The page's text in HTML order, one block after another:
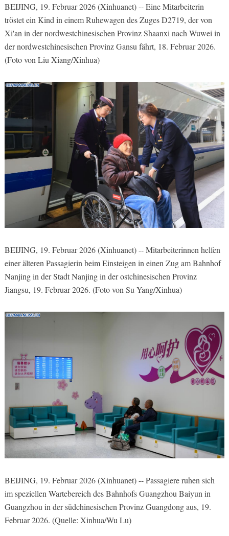
BEIJING, 19. Februar 2026 (Xinhuanet) -- Eine Mitarbeiterin
tröstet ein Kind in einem Ruhewagen des Zuges D2719, der von
Xi'an in der nordwestchinesischen Provinz Shaanxi nach Wuwei in
der nordwestchinesischen Provinz Gansu fährt, 18. Februar 2026.
(Foto von Liu Xiang/Xinhua)
BEIJING, 19. Februar 2026 (Xinhuanet) -- Mitarbeiterinnen helfen
einer älteren Passagierin beim Einsteigen in einen Zug am Bahnhof
Nanjing in der Stadt Nanjing in der ostchinesischen Provinz
Jiangsu, 19. Februar 2026. (Foto von Su Yang/Xinhua)
BEIJING, 19. Februar 2026 (Xinhuanet) -- Passagiere ruhen sich
im speziellen Wartebereich des Bahnhofs Guangzhou Baiyun in
Guangzhou in der südchinesischen Provinz Guangdong aus, 19.
Februar 2026. (Quelle: Xinhua/Wu Lu)